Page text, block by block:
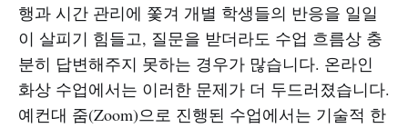
행과 시간 관리에 쫓겨 개별 학생들의 반응을 일일
이 살피기 힘들고, 질문을 받더라도 수업 흐름상 충
분히 답변해주지 못하는 경우가 많습니다. 온라인
화상 수업에서는 이러한 문제가 더 두드러졌습니다.
예컨대 줌(Zoom)으로 진행된 수업에서는 기술적 한